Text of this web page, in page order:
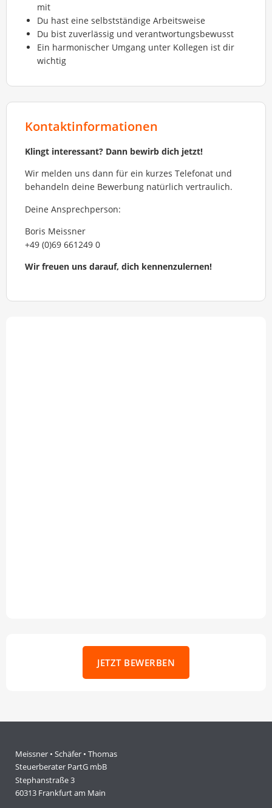
mit
Du hast eine selbstständige Arbeitsweise
Du bist zuverlässig und verantwortungsbewusst
Ein harmonischer Umgang unter Kollegen ist dir
wichtig
Kontaktinformationen
Klingt interessant? Dann bewirb dich jetzt!
Wir melden uns dann für ein kurzes Telefonat und
behandeln deine Bewerbung natürlich vertraulich.
Deine Ansprechperson:
Boris Meissner
+49 (0)69 661249 0
Wir freuen uns darauf, dich kennenzulernen!
JETZT BEWERBEN
Meissner • Schäfer • Thomas
Steuerberater PartG mbB
Stephanstraße 3
60313 Frankfurt am Main